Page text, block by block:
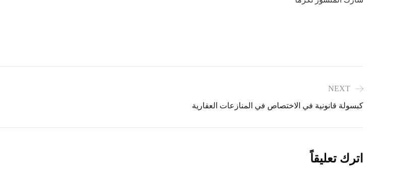
NEXT
كبسولة قانونية في الاختصاص في المنازعات العقارية
اترك تعليقاً